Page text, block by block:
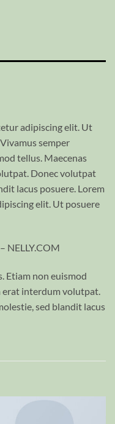
adipiscing elit. Ut
semper
tellus. Maecenas
Donec volutpat
lacus posuere. Lorem
elit. Ut posuere
NELLY.COM
Etiam non euismod
erat interdum volutpat.
sed blandit lacus